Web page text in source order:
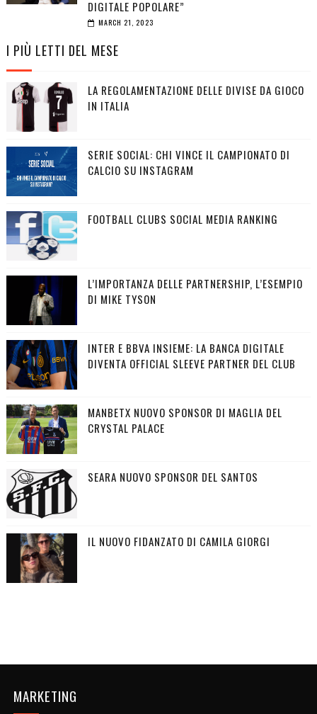
DIGITALE POPOLARE”
MARCH 21, 2023
I PIÙ LETTI DEL MESE
LA REGOLAMENTAZIONE DELLE DIVISE DA GIOCO
IN ITALIA
SERIE SOCIAL: CHI VINCE IL CAMPIONATO DI
CALCIO SU INSTAGRAM
FOOTBALL CLUBS SOCIAL MEDIA RANKING
L’IMPORTANZA DELLE PARTNERSHIP, L’ESEMPIO
DI MIKE TYSON
INTER E BBVA INSIEME: LA BANCA DIGITALE
DIVENTA OFFICIAL SLEEVE PARTNER DEL CLUB
MANBETX NUOVO SPONSOR DI MAGLIA DEL
CRYSTAL PALACE
SEARA NUOVO SPONSOR DEL SANTOS
IL NUOVO FIDANZATO DI CAMILA GIORGI
MARKETING